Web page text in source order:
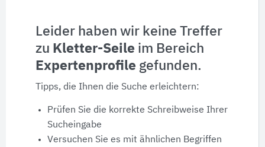
Produktinformationen
Produktdaten
Ausschreibungstexte
Leider haben wir keine Treffer
zu Kletter-Seile im Bereich
Expertenprofile gefunden.
Tipps, die Ihnen die Suche erleichtern:
Prüfen Sie die korrekte Schreibweise Ihrer
Sucheingabe
Versuchen Sie es mit ähnlichen Begriffen